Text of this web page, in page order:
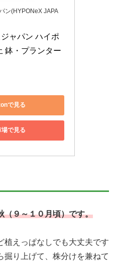
ン(HYPONeX JAPA
ャパン ハイポ
鉢・プランター
で見る
で見る
（９～１０月頃）です。
植えっぱなしでも大丈夫です
掘り上げて、株分けを兼ねて